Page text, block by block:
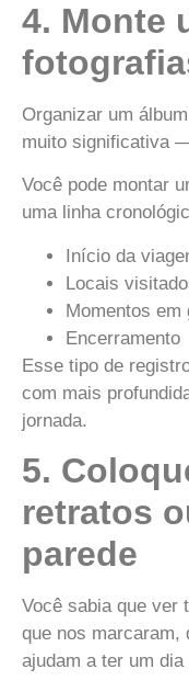
4. Monte
Organizar um
muito significativa
Você pode montar
uma linha
Início da
Locais
Momentos em
Encerramento
Esse tipo de
com mais
jornada.
5.
retratos
parede
Você sabia que ver
que nos marcaram,
ajudam a ter um dia